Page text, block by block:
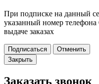
При подписке на данный
указанный номер
выдаче заказах
Подписаться
Отменить
Закрыть
Заказать звонок